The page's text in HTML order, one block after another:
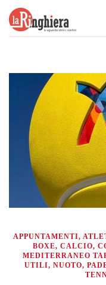
Skip to main
APPUNTAMENTI,
BOXE, CALCIO,
MEDITERRANEO
UTILI, NUOTO,